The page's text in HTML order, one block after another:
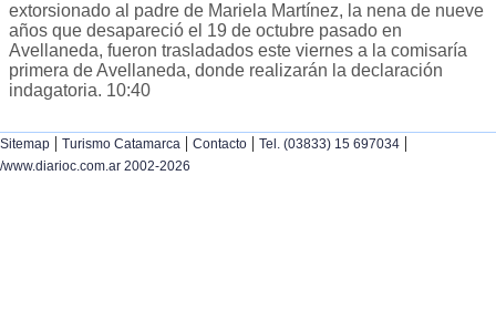
extorsionado al padre de Mariela Martínez, la nena de nueve
años que desapareció el 19 de octubre pasado en
Avellaneda, fueron trasladados este viernes a la comisaría
primera de Avellaneda, donde realizarán la declaración
indagatoria. 10:40
Sitemap | Turismo Catamarca | Contacto | Tel. (03833) 15 697034 |
/www.diarioc.com.ar 2002-2026